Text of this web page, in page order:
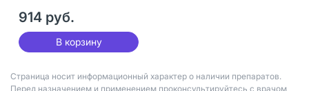
914 руб.
В корзину
Страница носит информационный характер о наличии препаратов.
Перед назначением и применением проконсультируйтесь с врачом